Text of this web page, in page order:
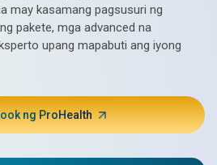
ang
may kasamang pagsusuri ng
pakete, mga advanced na
upang mapabuti ang iyong
ng ProHealth